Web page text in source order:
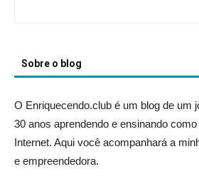
Sobre o blog
O Enriquecendo.club é um blog de um
30 anos aprendendo e ensinando
Internet. Aqui você acompanhará a
e empreendedora.